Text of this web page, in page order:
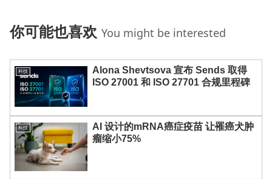
你可能也喜欢 You might be interested
科技
Alona Shevtsova 宣布 Sends 取得
ISO 27001 和 ISO 27701 合规里程碑
科技
AI 设计的mRNA癌症疫苗 让罹癌犬肿
瘤缩小75%